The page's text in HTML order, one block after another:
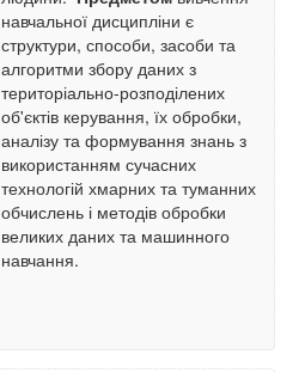
навчальної дисципліни є
структури, способи, засоби та
алгоритми збору даних з
територіально-розподілених
об'єктів керування, їх обробки,
аналізу та формування знань з
використанням сучасних
технологій хмарних та туманних
обчислень і методів обробки
великих даних та машинного
навчання.